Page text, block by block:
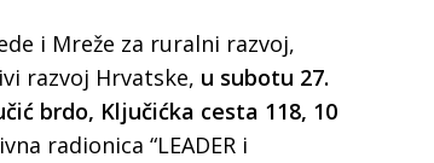
i Mreže za ruralni razvoj,
razvoj Hrvatske, u subotu 27.
brdo, Ključićka cesta 118, 10
radionica “LEADER i